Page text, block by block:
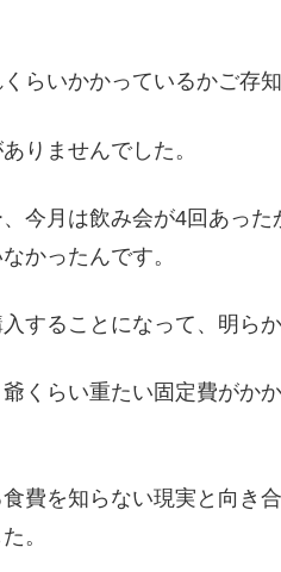
らいかかっているかご存
りませんでした。
今月は飲み会が4回あっ
かったんです。
することになって、明ら
くらい重たい固定費がか
費を知らない現実と向き
。